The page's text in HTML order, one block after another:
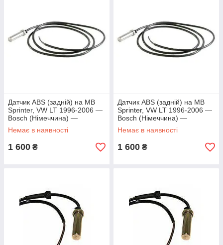
Датчик ABS (задній) на MB
Sprinter, VW LT 1996-2006 —
Bosch (Німеччина) —
0265004010
Немає в наявності
1 600 ₴
Датчик ABS (задній) на MB
Sprinter, VW LT 1996-2006 —
Bosch (Німеччина) —
0265004010
Немає в наявності
1 600 ₴